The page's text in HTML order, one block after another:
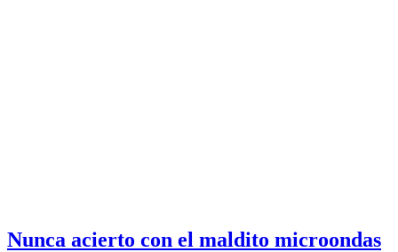
Nunca acierto con el maldito microondas